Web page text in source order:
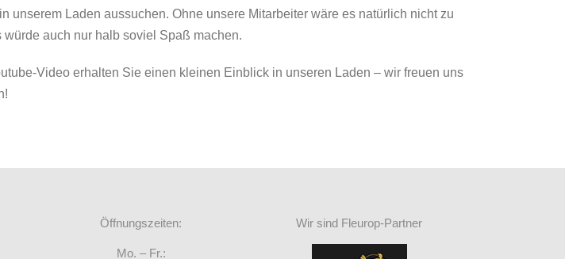
unserem Laden aussuchen. Ohne unsere Mitarbeiter wäre es natürlich nicht zu
würde auch nur halb soviel Spaß machen.
Video erhalten Sie einen kleinen Einblick in unseren Laden – wir freuen uns
Öffnungszeiten:
Mo. – Fr.:
Wir sind Fleurop-Partner